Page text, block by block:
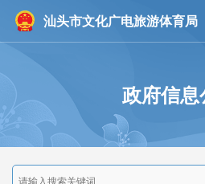
汕头市文化广电旅游体育局
政府信息